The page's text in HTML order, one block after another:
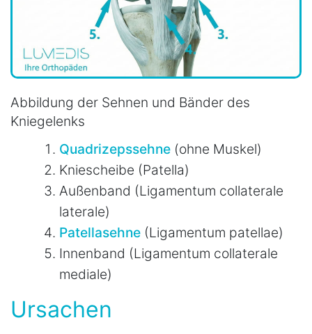
Abbildung der Sehnen und Bänder des
Kniegelenks
Quadrizepssehne (ohne Muskel)
Kniescheibe (Patella)
Außenband (Ligamentum collaterale
laterale)
Patellasehne (Ligamentum patellae)
Innenband (Ligamentum collaterale
mediale)
Ursachen